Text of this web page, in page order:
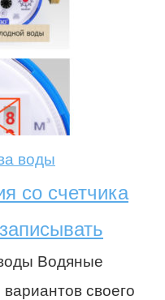
воды
со счетчика
Водяные
своего